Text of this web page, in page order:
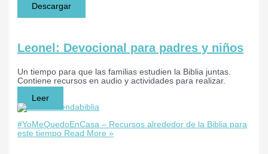
Descargar
Leonel: Devocional para padres y niños
Un tiempo para que las familias estudien la Biblia juntas.
Contiene recursos en audio y actividades para realizar.
Leer
#YoMeQuedoEnCasa – Recursos alrededor de la Biblia para
este tiempo Read More »